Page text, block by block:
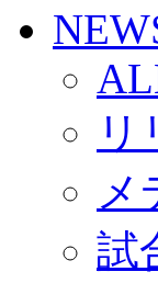
SCHEDULE
2026/27
練習見
TICKET
奈良ク
奈良
観戦
2026/
サポー
GOODS
オフィ
オンラ
リ
メ
試